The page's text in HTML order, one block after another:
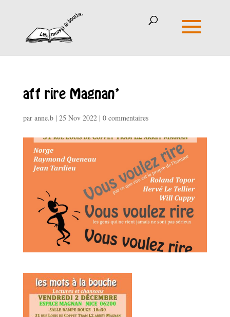
aff rire Magnan’
par anne.b| 25 Nov 2022| 0 commentaires